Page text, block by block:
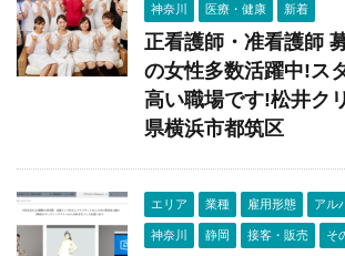
神奈川 医療・健康 新着
正看護師・准看護師
の女性多数活躍中!ス
高い職場です!松井ク
県横浜市都筑区
エリア 業種 雇用形態 アル
神奈川 静岡 接客・販売 そ